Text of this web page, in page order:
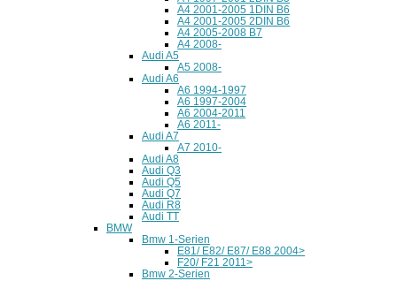
A4 2001-2005 1DIN B6
A4 2001-2005 2DIN B6
A4 2005-2008 B7
A4 2008-
Audi A5
A5 2008-
Audi A6
A6 1994-1997
A6 1997-2004
A6 2004-2011
A6 2011-
Audi A7
A7 2010-
Audi A8
Audi Q3
Audi Q5
Audi Q7
Audi R8
Audi TT
BMW
Bmw 1-Serien
E81/ E82/ E87/ E88 2004>
F20/ F21 2011>
Bmw 2-Serien